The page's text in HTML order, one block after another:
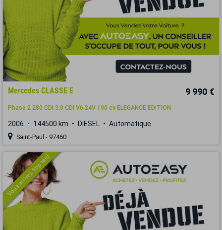
Mercedes CLASSE E 9 990 €
Phase 2 280 CDi 3.0 CDI V6 24V 190 cv ELEGANCE EDITION
2006 144500 km DIESEL Automatique
Saint-Paul - 97460
Vous arrivez trop tard